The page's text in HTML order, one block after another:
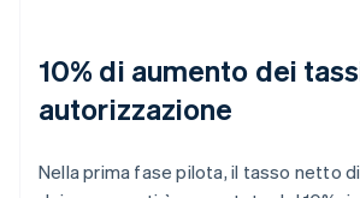
10% di aumento dei
autorizzazione
Nella prima fase pilota, il tasso netto